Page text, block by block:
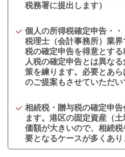
税務署に提出します）
個人の所得税確定申告・・
税理士（会計事務所）業
税の確定申告を得意とす
人税の確定申告とは異な
策を練ります。必要とあら
のご提案もさせていただい
相続税・贈与税の確定申
ます。港区の固定資産（
価額が大きいので、相続
要となるケースが多くあり